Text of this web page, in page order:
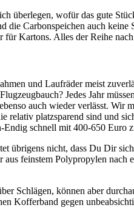
überlegen, wofür das gute
die Carbonspeichen auch
für Kartons. Alles der Reihe
und Laufräder meist
Jedes Jahr
auch wieder verlässt.
relativ platzsparend sind und
schnell mit 400-650 Euro
übrigens nicht, dass Du Dir
feinstem Polypropylen
Schlägen, können aber
Kofferband gegen